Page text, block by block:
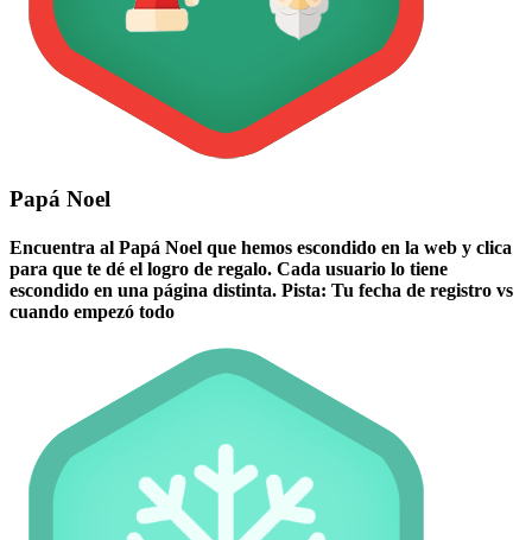
Papá Noel
Encuentra al Papá Noel que hemos escondido en la web y clica
para que te dé el logro de regalo. Cada usuario lo tiene
escondido en una página distinta. Pista: Tu fecha de registro vs
cuando empezó todo